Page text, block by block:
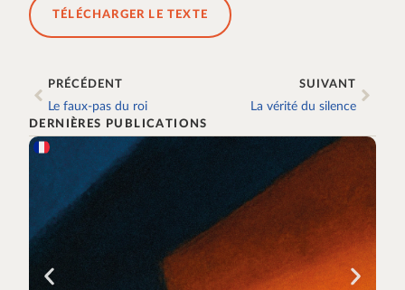
TÉLÉCHARGER LE TEXTE
PRÉCÉDENT
Le faux-pas du roi
SUIVANT
La vérité du silence
DERNIÈRES PUBLICATIONS